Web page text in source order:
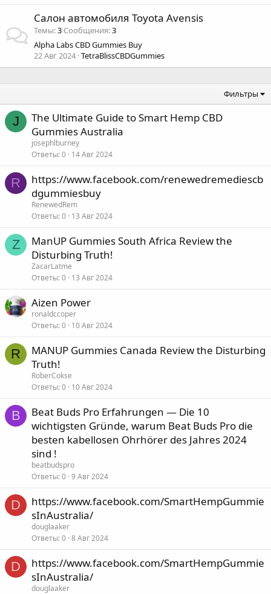
Салон автомобиля Toyota Avensis
Темы 3 Сообщения 3
Alpha Labs CBD Gummies Buy
22 Авг 2024 TetraBlissCBDGummies
Фильтры
J
The Ultimate Guide to Smart Hemp CBD
Gummies Australia
josephlburney
Ответы 0 14 Авг 2024
R
https://www.facebook.com/renewedremediescb
dgummiesbuy
RenewedRem
Ответы 0 13 Авг 2024
Z
ManUP Gummies South Africa Review the
Disturbing Truth!
ZacarLatme
Ответы 0 13 Авг 2024
Aizen Power
ronaldccoper
Ответы 0 10 Авг 2024
R
MANUP Gummies Canada Review the Disturbing
Truth!
RoberCokse
Ответы 0 10 Авг 2024
B
Beat Buds Pro Erfahrungen — Die 10
wichtigsten Gründe, warum Beat Buds Pro die
besten kabellosen Ohrhörer des Jahres 2024
sind !
beatbudspro
Ответы 0 9 Авг 2024
D
https://www.facebook.com/SmartHempGummie
sInAustralia/
douglaaker
Ответы 0 8 Авг 2024
D
https://www.facebook.com/SmartHempGummie
sInAustralia/
douglaaker